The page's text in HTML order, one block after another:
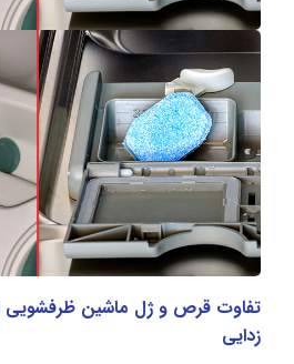
تفاوت قرص و ژل ماشین ظرفشویی
زدایی